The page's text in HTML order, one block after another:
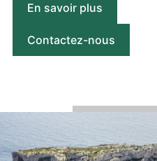
En savoir plus
Contactez-nous